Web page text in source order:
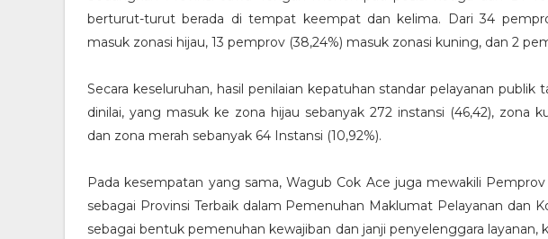
berturut-turut berada di tempat keempat dan kelima. Dari 34
masuk zonasi hijau, 13 pemprov (38,24%) masuk zonasi kuning, dan 2
Secara keseluruhan, hasil penilaian kepatuhan standar pelayanan publik
dinilai, yang masuk ke zona hijau sebanyak 272 instansi (46,42), zona
dan zona merah sebanyak 64 Instansi (10,92%).
Pada kesempatan yang sama, Wagub Cok Ace juga mewakili
sebagai Provinsi Terbaik dalam Pemenuhan Maklumat Pelayanan dan
sebagai bentuk pemenuhan kewajiban dan janji penyelenggara layanan,